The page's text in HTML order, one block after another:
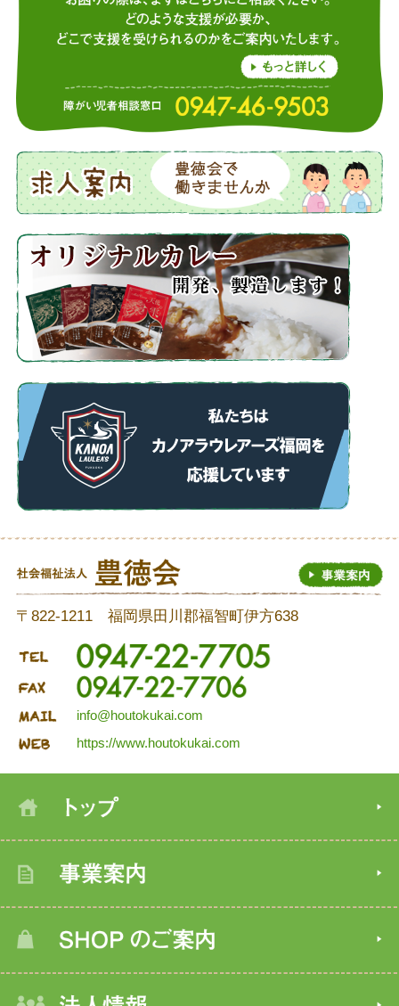
〒822-1211 福岡県田川郡福智町伊方638
info@houtokukai.com
https://www.houtokukai.com